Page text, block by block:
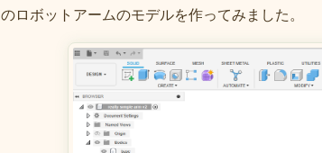
のロボットアームのモデルを作ってみました。